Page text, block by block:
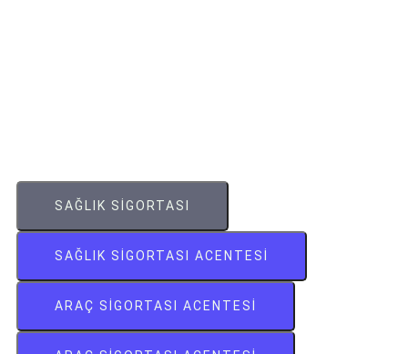
SAĞLIK SIGORTASI
SAĞLIK SIGORTASI ACENTESI
ARAÇ SIGORTASI ACENTESI